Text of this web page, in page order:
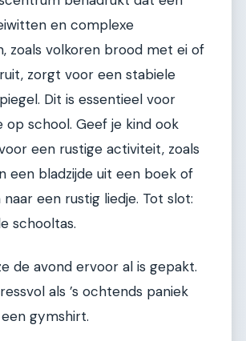
en complexe
zoals volkoren brood met ei of
zorgt voor een stabiele
Dit is essentieel voor
school. Geef je kind ook
een rustige activiteit, zoals
een bladzijde uit een boek of
een rustig liedje. Tot slot:
schooltas.
de avond ervoor al is gepakt.
als ’s ochtends paniek
gymshirt.